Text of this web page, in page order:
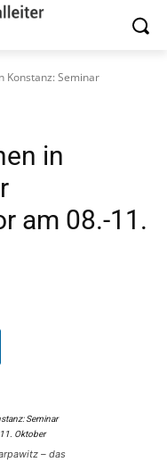
Konstanz: Seminar
in
am 08.-11.
– das